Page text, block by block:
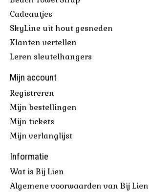
Cadeautjes
SkyLine uit hout gesneden
Klanten vertellen
Leren sleutelhangers
Mijn account
Registreren
Mijn bestellingen
Mijn tickets
Mijn verlanglijst
Informatie
Wat is Bij Lien
Algemene voorwaarden van Bij Lien